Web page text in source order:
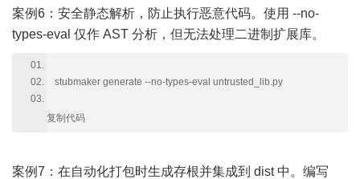
案例6：安全静态解析，防止执行恶意代码。使用 --no-
types-eval 仅作 AST 分析，但无法处理二进制扩展库。
stubmaker generate --no-types-eval untrusted_lib.py
复制代码
案例7：在自动化打包时生成存根并集成到 dist 中。编写